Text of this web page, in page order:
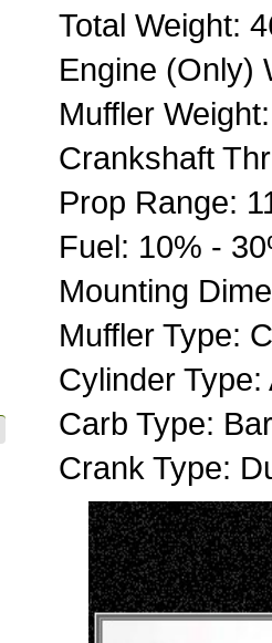
Total Weight:
Engine (Only)
Muffler
Crankshaft
Prop Range:
Fuel: 10% -
Mounting
Muffler Type:
Cylinder Type:
Carb Type:
Crank Type: